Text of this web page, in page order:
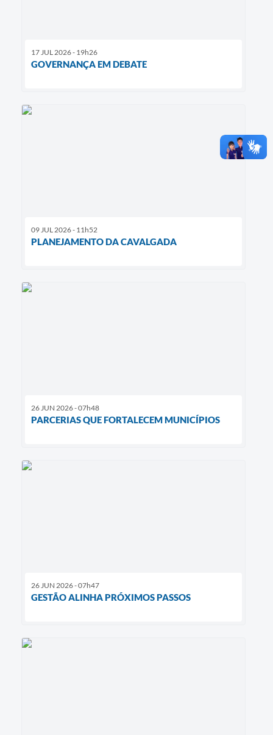
17 JUL 2026 - 19h26
GOVERNANÇA EM DEBATE
09 JUL 2026 - 11h52
PLANEJAMENTO DA CAVALGADA
26 JUN 2026 - 07h48
PARCERIAS QUE FORTALECEM MUNICÍPIOS
26 JUN 2026 - 07h47
GESTÃO ALINHA PRÓXIMOS PASSOS